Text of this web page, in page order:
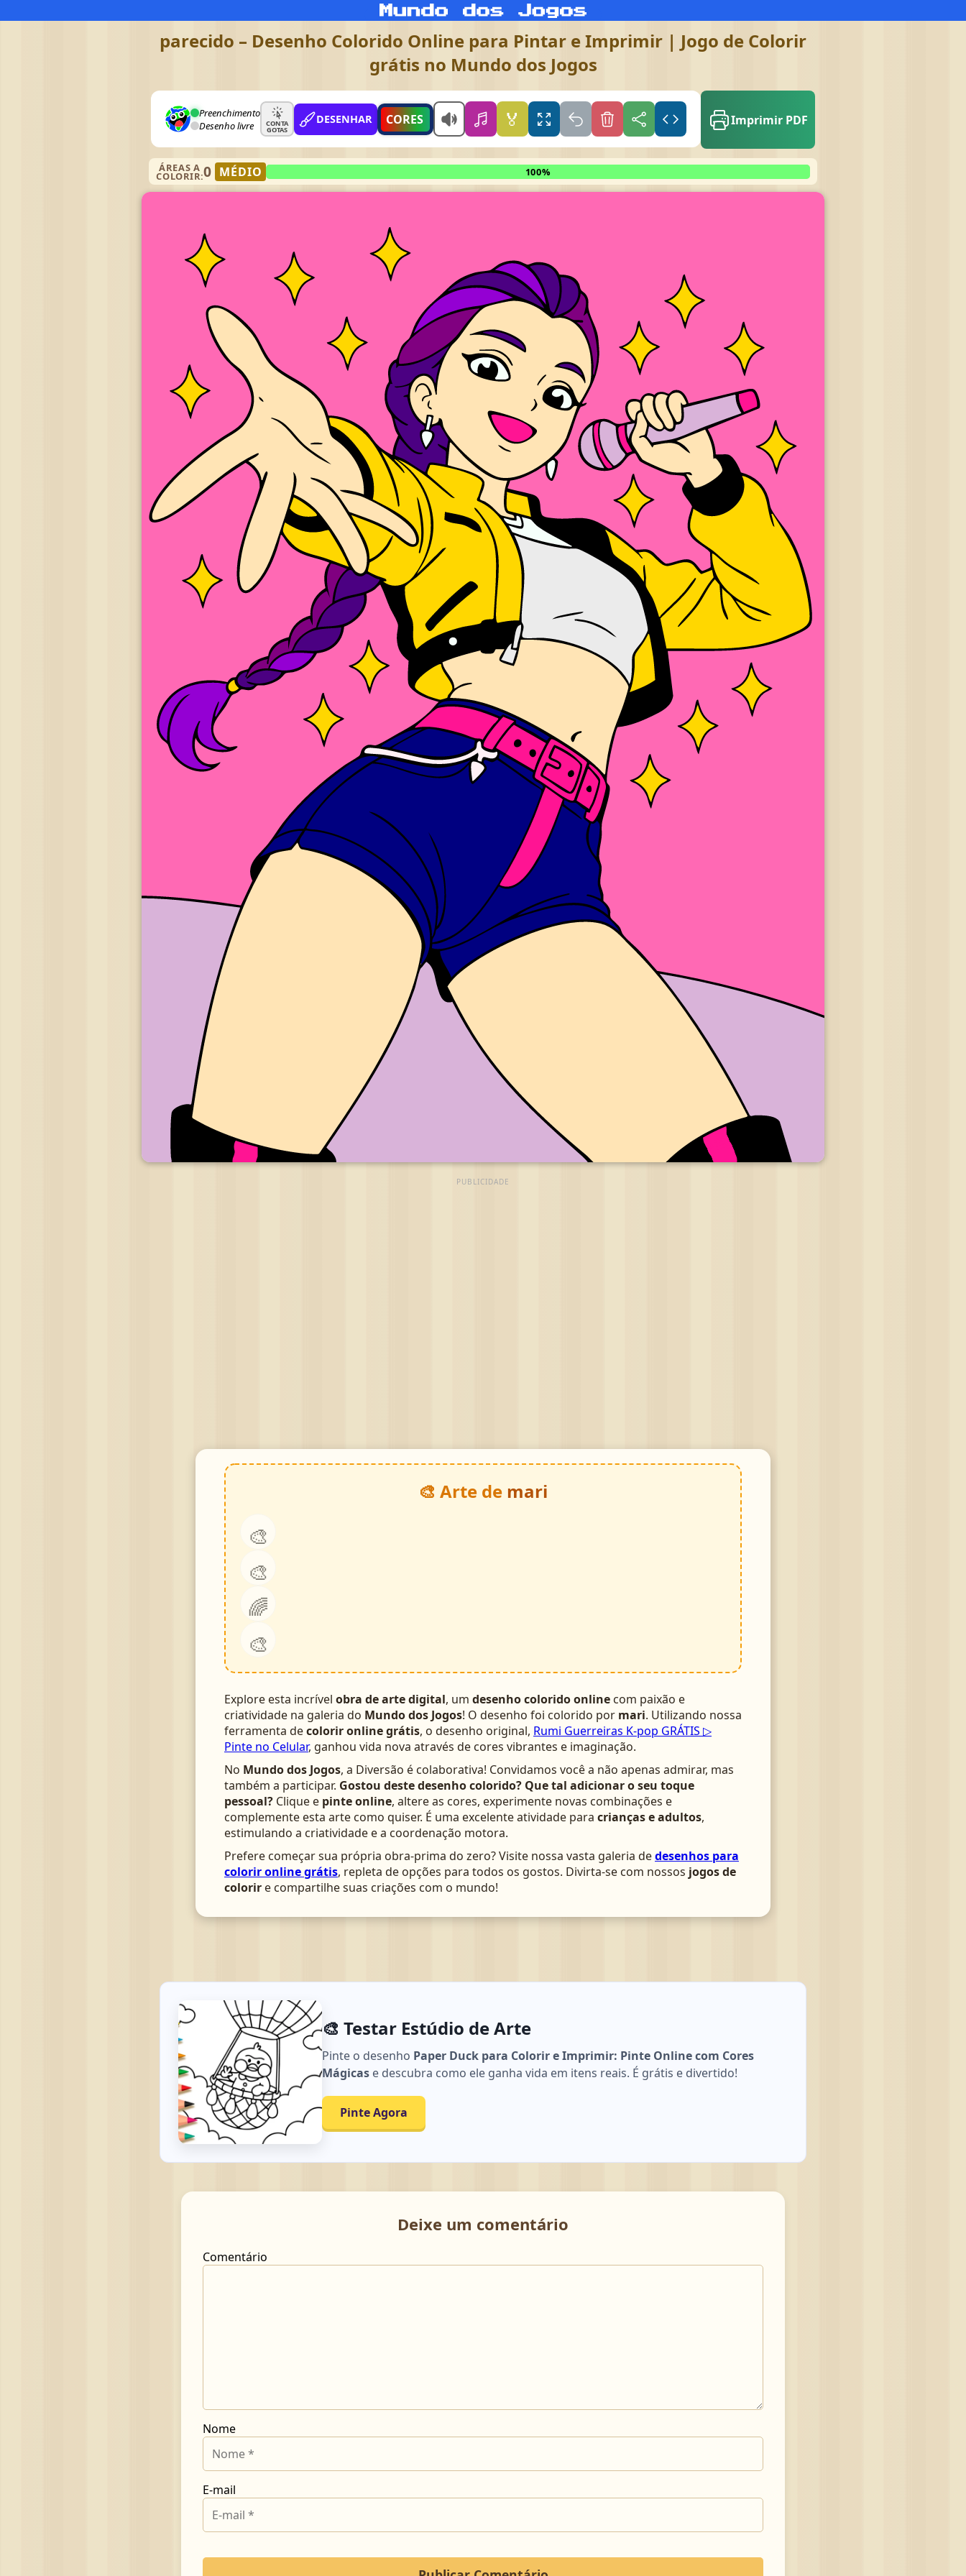
parecido – Desenho Colorido Online para Pintar e Imprimir | Jogo de Colorir
grátis no Mundo dos Jogos
Preenchimento
Desenho livre
CONTA
GOTAS
DESENHAR CORES 🏅 Imprimir PDF
ÁREAS A
COLORIR:0 MÉDIO 100%
PUBLICIDADE
🎨 Arte de mari
🎨
🎨
🌈
🎨
Explore esta incrível obra de arte digital, um desenho colorido online com paixão e
criatividade na galeria do Mundo dos Jogos! O desenho foi colorido por mari. Utilizando nossa
ferramenta decolorir online grátis, o desenho original, Rumi Guerreiras K-pop GRÁTIS ▷
Pinte no Celular, ganhou vida nova através de cores vibrantes e imaginação.
No Mundo dos Jogos, a Diversão é colaborativa! Convidamos você a não apenas admirar, mas
também a participar. Gostou deste desenho colorido? Que tal adicionar o seu toque
pessoal? Clique e pinte online, altere as cores, experimente novas combinações e
complemente esta arte como quiser. É uma excelente atividade para crianças e adultos,
estimulando a criatividade e a coordenação motora.
Prefere começar sua própria obra-prima do zero? Visite nossa vasta galeria dedesenhos para
colorir online grátis, repleta de opções para todos os gostos. Divirta-se com nossos jogos de
colorir e compartilhe suas criações com o mundo!
🎨 Testar Estúdio de Arte
Pinte o desenho Paper Duck para Colorir e Imprimir: Pinte Online com Cores
Mágicas e descubra como ele ganha vida em itens reais. É grátis e divertido!
Pinte Agora
Deixe um comentário
Comentário
Nome
E-mail